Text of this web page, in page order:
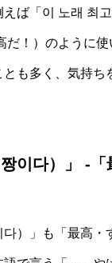
ば「이 노래 최
だ！）のように
とも多く、気持ち
짱이다）」 -
다）」も「最高